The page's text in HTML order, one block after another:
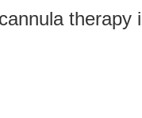
therapy